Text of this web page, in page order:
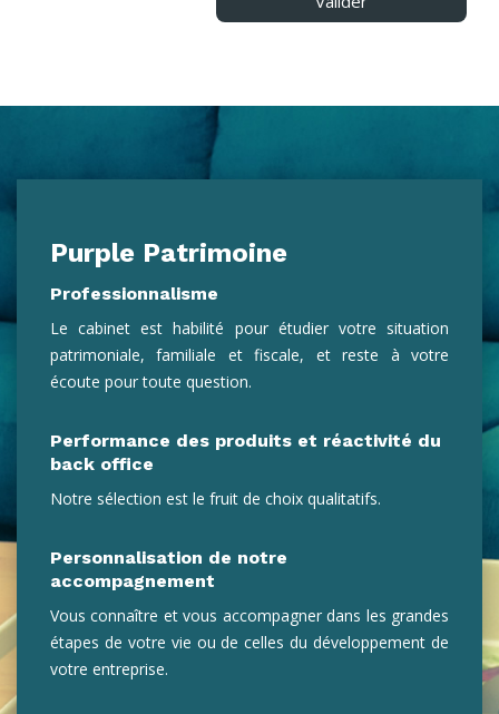
Purple Patrimoine
Professionnalisme
Le cabinet est habilité pour étudier votre situation
patrimoniale, familiale et fiscale, et reste à votre
écoute pour toute question.
Performance des produits et réactivité du
back office
Notre sélection est le fruit de choix qualitatifs.
Personnalisation de notre
accompagnement
Vous connaître et vous accompagner dans les grandes
étapes de votre vie ou de celles du développement de
votre entreprise.